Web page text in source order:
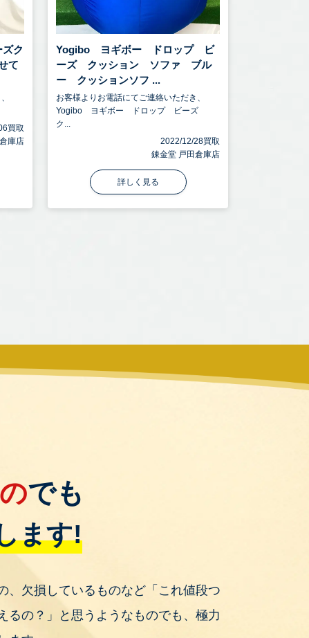
ク
て
買取
庫店
Yogibo ヨギボー ドロップ ビ
ーズ クッション ソファ ブル
ー クッションソフ ...
お客様よりお電話にてご連絡いただき、
Yogibo ヨギボー ドロップ ビーズ
ク...
2022/12/28買取
錬金堂 戸田倉庫店
詳しく見る
でも
ます!
、欠損しているものなど「これ値段つ
るの？」と思うようなものでも、極力